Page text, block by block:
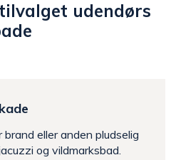
udendørs
eller anden pludselig
og vildmarksbad.